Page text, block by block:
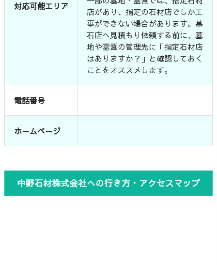
対応可能エリア
店があり、指定の石材店でしか工
事ができない場合があります。墓
石店へ見積もり依頼する前に、墓
地や霊園の管理先に「指定石材店
はありますか？」と確認しておく
ことをオススメします。
電話番号
ホームページ
中野石材株式会社への行き方・アクセスマップ